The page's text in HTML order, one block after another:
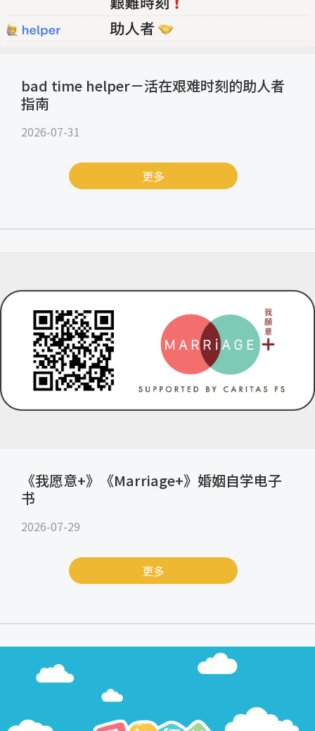
bad time helper－活在艰难时刻的助人者
指南
2026-07-31
更多
《我愿意+》《Marriage+》婚姻自学电子
书
2026-07-29
更多